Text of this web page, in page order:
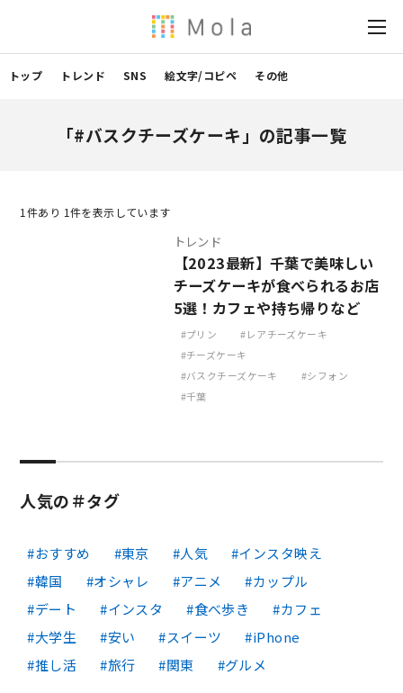
トップ トレンド SNS 絵文字/コピペ その他
「#バスクチーズケーキ」の記事一覧
1 件あり 1件を表示しています
トレンド
【2023最新】千葉で美味しい
チーズケーキが食べられるお店
5選！カフェや持ち帰りなど
プリン
レアチーズケーキ
チーズケーキ
バスクチーズケーキ
シフォン
千葉
人気の＃タグ
おすすめ 東京 人気
インスタ映え
韓国
オシャレ アニメ
カップル
デート
インスタ 食べ歩き
カフェ
大学生
安い スイーツ
iPhone
推し活
旅行 関東 グルメ